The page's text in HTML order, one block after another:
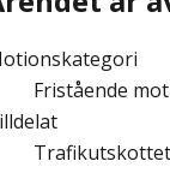
Fristående
Trafikutskottet